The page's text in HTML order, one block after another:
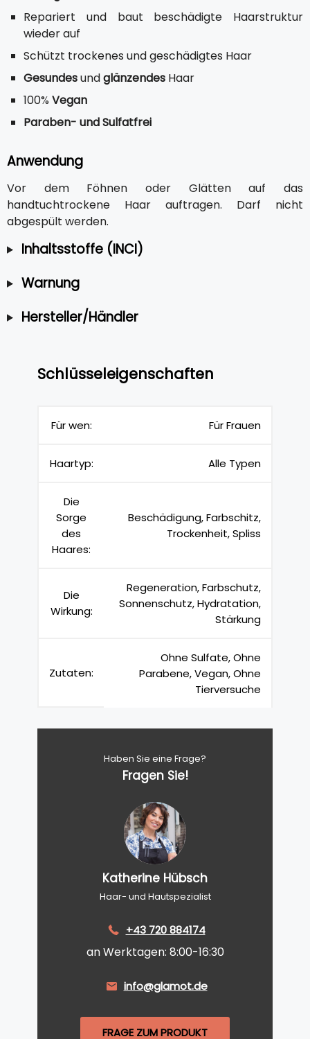
Repariert und baut beschädigte Haarstruktur
wieder auf
Schützt trockenes und geschädigtes Haar
Gesundesundglänzendes Haar
100% Vegan
Paraben- und Sulfatfrei
Anwendung
Vor dem Föhnen oder Glätten auf das
handtuchtrockene Haar auftragen. Darf nicht
abgespült werden.
Inhaltsstoffe (INCI)
Warnung
Hersteller/Händler
Schlüsseleigenschaften
Für wen: Für Frauen
Haartyp: Alle Typen
Die
Sorge
des
Haares:
Beschädigung, Farbschitz,
Trockenheit, Spliss
Die
Wirkung:
Regeneration, Farbschutz,
Sonnenschutz, Hydratation,
Stärkung
Zutaten:
Ohne Sulfate, Ohne
Parabene, Vegan, Ohne
Tierversuche
Haben Sie eine Frage?
Fragen Sie!
Katherine Hübsch
Haar- und Hautspezialist
+43 720 884174
an Werktagen: 8:00-16:30
info@glamot.de
FRAGE ZUM PRODUKT